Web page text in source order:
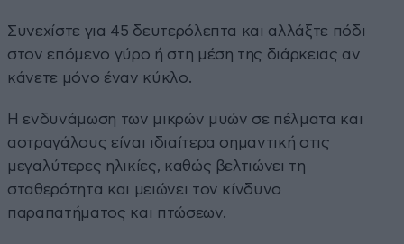
Συνεχίστε για 45 δευτερόλεπτα και αλλάξτε πόδι
στον επόμενο γύρο ή στη μέση της διάρκειας αν
κάνετε μόνο έναν κύκλο.
H ενδυνάμωση των μικρών μυών σε πέλματα και
αστραγάλους είναι ιδιαίτερα σημαντική στις
μεγαλύτερες ηλικίες, καθώς βελτιώνει τη
σταθερότητα και μειώνει τον κίνδυνο
παραπατήματος και πτώσεων.